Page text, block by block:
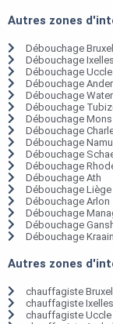
Autres zones
Débouchage
Débouchage Ixelles
Débouchage Uccle
Débouchage
Débouchage
Débouchage
Débouchage Mons
Débouchage
Débouchage
Débouchage
Débouchage
Débouchage Ath
Débouchage Liège
Débouchage Arlon
Débouchage
Débouchage
Débouchage
Autres zones
chauffagiste
chauffagiste Ixelles
chauffagiste Uccle